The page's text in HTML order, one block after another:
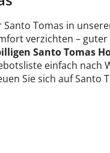
Tomas in
verzichten –
Santo Tomas
einfach nach
Sie sich auf Santo